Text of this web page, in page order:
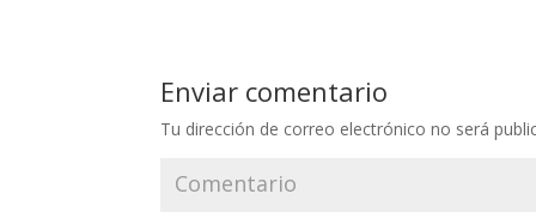
Enviar comentario
Tu dirección de correo electrónico no será